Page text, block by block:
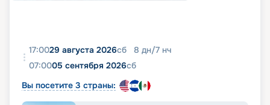
17:0029 августа 2026сб 8 дн/7 нч
07:0005 сентября 2026сб
Вы посетите 3 страны: